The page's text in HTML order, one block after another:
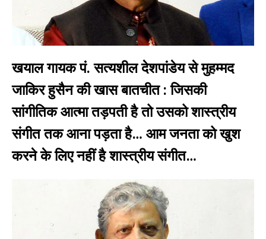
खयाल गायक पं. सत्यशील देशपांडेय से मुहम्मद
जाकिर हुसैन की खास बातचीत : जिसकी
सांगीतिक आत्मा तड़पती है तो उसको शास्त्रीय
संगीत तक आना पड़ता है… आम जनता को खुश
करने के लिए नहीं है शास्त्रीय संगीत…